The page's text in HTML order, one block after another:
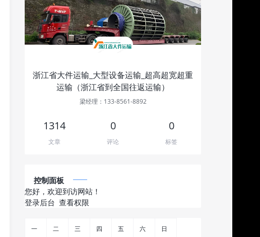
浙江省大件运输_大型设备运输_超高超宽超重
运输（浙江省到全国往返运输）
梁经理：133-8561-8892
1314
文章
0
评论
0
标签
控制面板
您好，欢迎到访网站！
登录后台 查看权限
一 二 三 四 五 六 日